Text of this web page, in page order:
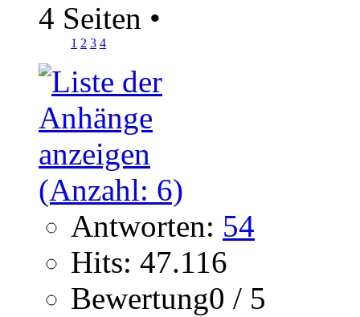
4 Seiten •
1 2 3 4
Antworten: 54
Hits: 47.116
Bewertung0 / 5